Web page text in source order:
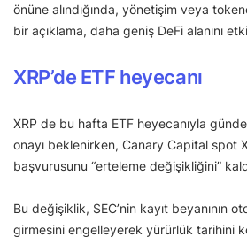
önüne alındığında, yönetişim veya
bir açıklama, daha geniş DeFi alanını
XRP’de ETF heyecanı
XRP de bu hafta ETF heyecanıyla
onayı beklenirken, Canary Capital spot
başvurusunu “erteleme değişikliğini”
Bu değişiklik, SEC’nin kayıt beyanının
girmesini engelleyerek yürürlük tarihini